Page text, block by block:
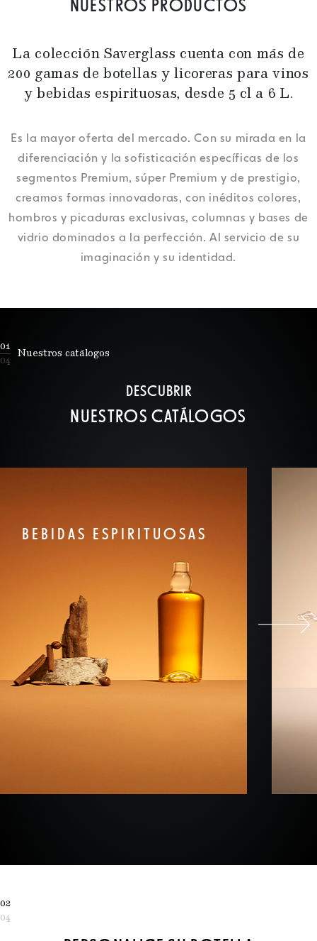
NUESTROS PRODUCTOS
La colección Saverglass cuenta con más de
200 gamas de botellas y licoreras para vinos
y bebidas espirituosas, desde 5 cl a 6 L.
Es la mayor oferta del mercado. Con su mirada en la
diferenciación y la sofisticación específicas de los
segmentos Premium, súper Premium y de prestigio,
creamos formas innovadoras, con inéditos colores,
hombros y picaduras exclusivas, columnas y bases de
vidrio dominados a la perfección. Al servicio de su
imaginación y su identidad.
01
04
Nuestros catálogos
DESCUBRIR
NUESTROS CATÁLOGOS
BEBIDAS ESPIRITUOSAS
02
04